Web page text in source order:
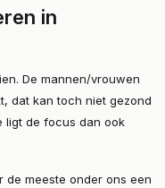
in
De mannen/vrouwen
dat kan toch niet gezond
ligt de focus dan ook
de meeste onder ons een